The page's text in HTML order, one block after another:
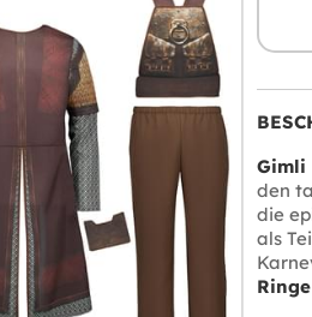
Gimli
den
die
als
Ringe